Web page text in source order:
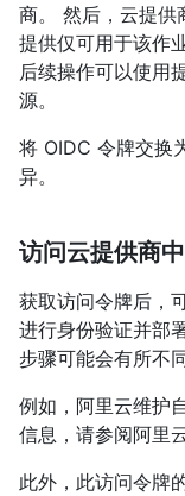
商。 然后，云提供
提供仅可用于该作
后续操作可以使用
源。
将 OIDC 令牌交换
异。
访问云提供商
获取访问令牌后，
进行身份验证并部
步骤可能会有所不同
例如，阿里云维护
信息，请参阅阿里
此外，此访问令牌